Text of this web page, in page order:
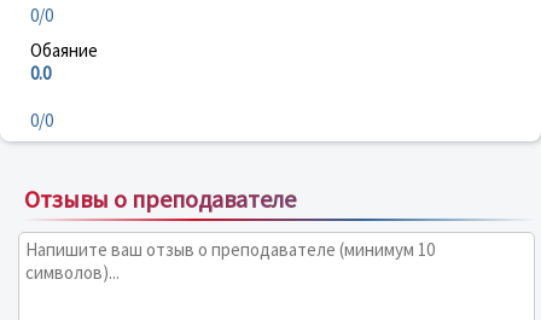
0/0
Обаяние
0.0
0/0
Отзывы о преподавателе